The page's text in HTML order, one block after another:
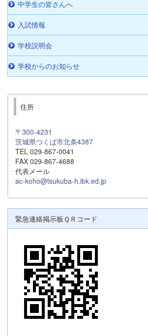
中学生の皆さんへ
入試情報
学校説明会
学校からのお知らせ
住所
〒300-4231
茨城県つくば市北条4387
TEL 029-867-0041
FAX 029-867-4688
代表メール
ac-koho@tsukuba-h.ibk.ed.jp
緊急連絡掲示板ＱＲコード